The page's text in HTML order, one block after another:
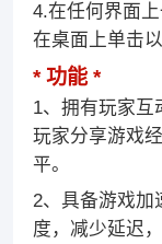
4.在任何界面
在桌面上单击
功能
1、拥有玩家互
玩家分享游戏
平。
2、具备游戏加
度，减少延迟